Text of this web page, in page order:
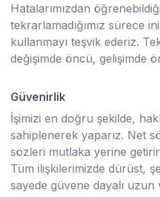
Hatalarımızdan
tekrarlamadığımız sürece
kullanmayı teşvik ederiz.
değişimde öncü, gelişimde
Güvenirlik
İşimizi en doğru şekilde,
sahiplenerek yaparız. Net
sözleri mutlaka yerine
Tüm ilişkilerimizde dürüst,
sayede güvene dayalı uzun